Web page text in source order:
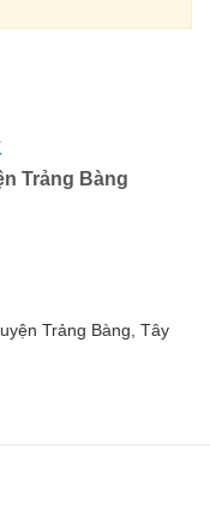
Trảng Bàng
Trảng Bàng, Tây